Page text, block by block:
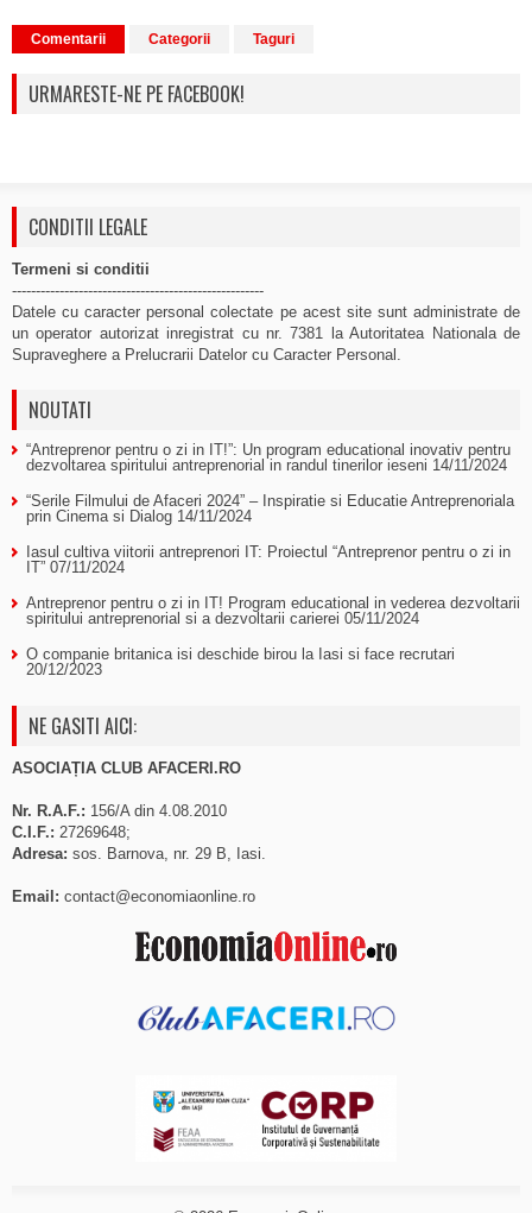
Comentarii Categorii Taguri
URMARESTE-NE PE FACEBOOK!
CONDITII LEGALE
Termeni si conditii
-----------------------------------------------------
Datele cu caracter personal colectate pe acest site sunt administrate de
un operator autorizat inregistrat cu nr. 7381 la Autoritatea Nationala de
Supraveghere a Prelucrarii Datelor cu Caracter Personal.
NOUTATI
“Antreprenor pentru o zi in IT!”: Un program educational inovativ pentru
dezvoltarea spiritului antreprenorial in randul tinerilor ieseni 14/11/2024
“Serile Filmului de Afaceri 2024” – Inspiratie si Educatie Antreprenoriala
prin Cinema si Dialog 14/11/2024
Iasul cultiva viitorii antreprenori IT: Proiectul “Antreprenor pentru o zi in
IT” 07/11/2024
Antreprenor pentru o zi in IT! Program educational in vederea dezvoltarii
spiritului antreprenorial si a dezvoltarii carierei 05/11/2024
O companie britanica isi deschide birou la Iasi si face recrutari
20/12/2023
NE GASITI AICI:
ASOCIAȚIA CLUB AFACERI.RO
Nr. R.A.F.: 156/A din 4.08.2010
C.I.F.: 27269648;
Adresa: sos. Barnova, nr. 29 B, Iasi.
Email: contact@economiaonline.ro